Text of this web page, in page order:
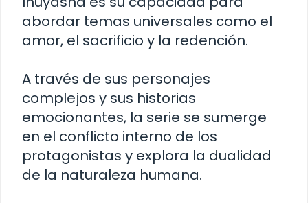
abordar temas universales como el
amor, el sacrificio y la redención.
A través de sus personajes
complejos y sus historias
emocionantes, la serie se sumerge
en el conflicto interno de los
protagonistas y explora la dualidad
de la naturaleza humana.